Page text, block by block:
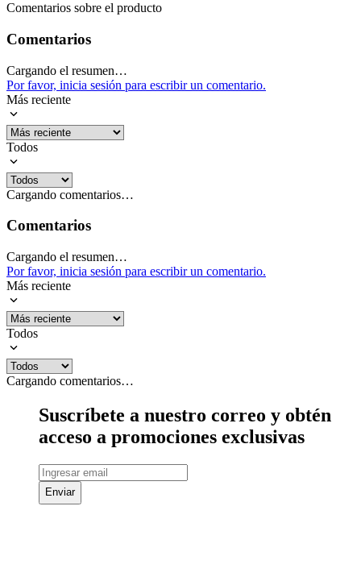
y en pequeños proyectos.
Mostrar más
Comentarios sobre el producto
Comentarios
Cargando el resumen…
Por favor, inicia sesión para escribir un comentario.
Más reciente
Todos
Cargando comentarios…
Comentarios
Cargando el resumen…
Por favor, inicia sesión para escribir un comentario.
Más reciente
Todos
Cargando comentarios…
Suscríbete a nuestro correo y obtén
acceso a promociones exclusivas
Enviar